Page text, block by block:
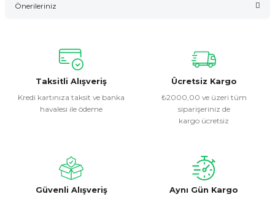
Önerileriniz
konularda yetersiz gördüğünüz noktaları öneri formunu
kullanarak tarafımıza iletebilirsiniz.
Görüş ve önerileriniz için teşekkür ederiz.
Ürün resmi kalitesiz, bozuk veya görüntülenemiyor.
Ürün fiyatı diğer sitelerden daha pahalı.
Bu ürüne benzer farklı alternatifler olmalı.
Taksitli Alışveriş
Kredi kartınıza taksit ve banka
havalesi ile ödeme
Ücretsiz Kargo
₺2000,00 ve üzeri tüm
siparişeriniz de
kargo ücretsiz
Güvenli Alışveriş
Aynı Gün Kargo